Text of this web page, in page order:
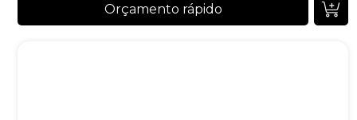
Orçamento rápido